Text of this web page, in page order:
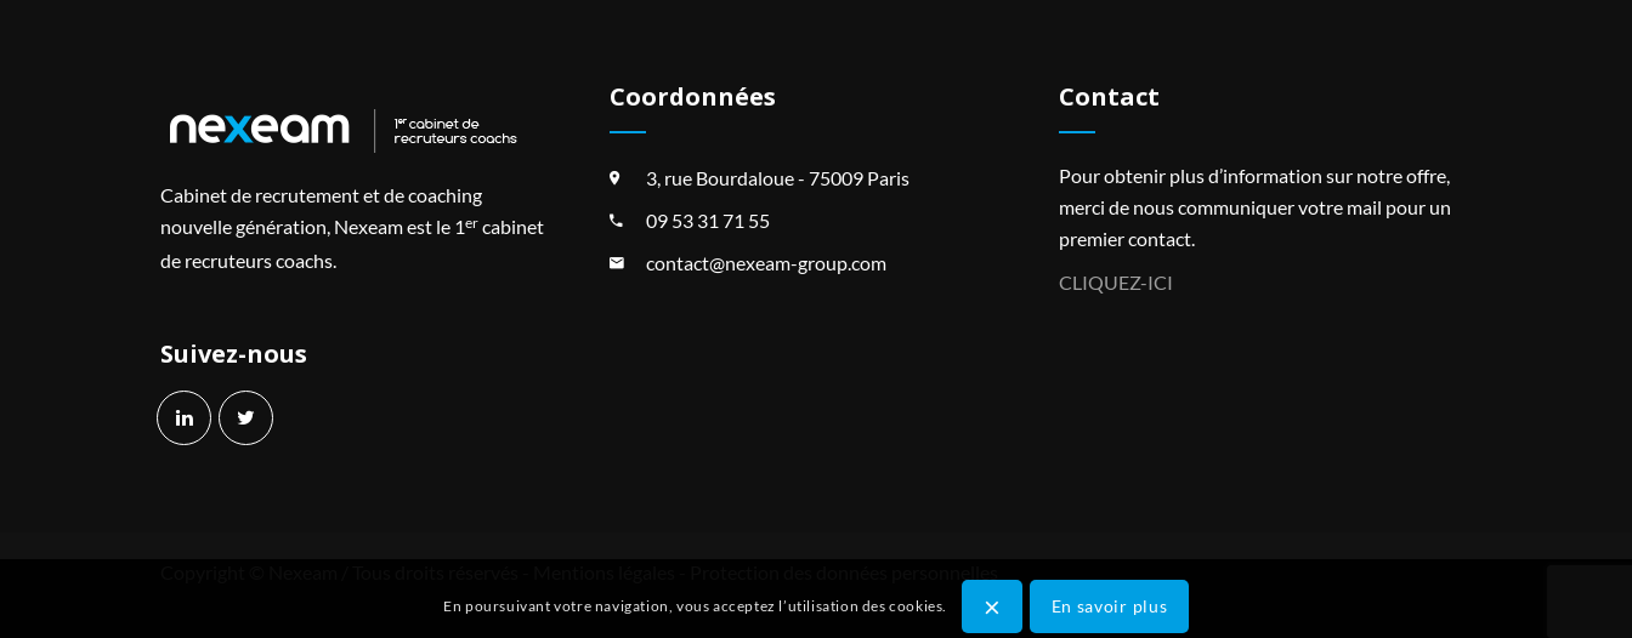
Cabinet de recrutement et de coaching
nouvelle génération, Nexeam est le 1er cabinet
de recruteurs coachs.
Suivez-nous
Coordonnées
3, rue Bourdaloue - 75009 Paris
09 53 31 71 55
contact@nexeam-group.com
Contact
Pour obtenir plus d’information sur notre offre,
merci de nous communiquer votre mail pour un
premier contact.
CLIQUEZ-ICI
En poursuivant votre navigation, vous acceptez l’utilisation des cookies. × En savoir plus